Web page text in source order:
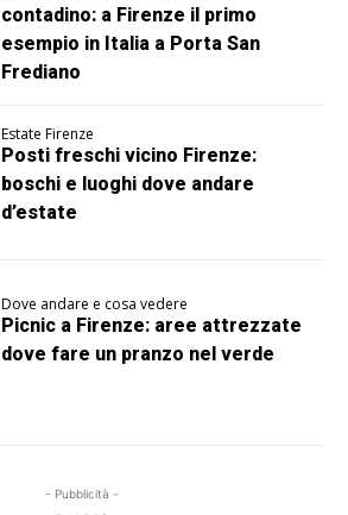
contadino: a Firenze il primo
esempio in Italia a Porta San
Frediano
Estate Firenze
Posti freschi vicino Firenze:
boschi e luoghi dove andare
d’estate
Dove andare e cosa vedere
Picnic a Firenze: aree attrezzate
dove fare un pranzo nel verde
- Pubblicità -